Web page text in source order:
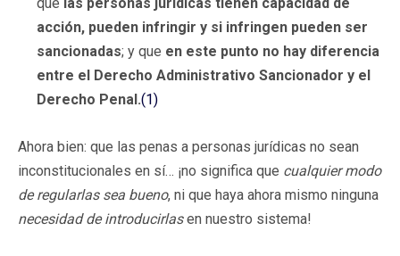
acción, pueden infringir y si infringen pueden ser
sancionadas; y que en este punto no hay diferencia
entre el Derecho Administrativo Sancionador y el
Derecho Penal.(1)
Ahora bien: que las penas a personas jurídicas no sean
inconstitucionales en sí… ¡no significa que cualquier modo
de regularlas sea bueno, ni que haya ahora mismo ninguna
necesidad de introducirlasen nuestro sistema!